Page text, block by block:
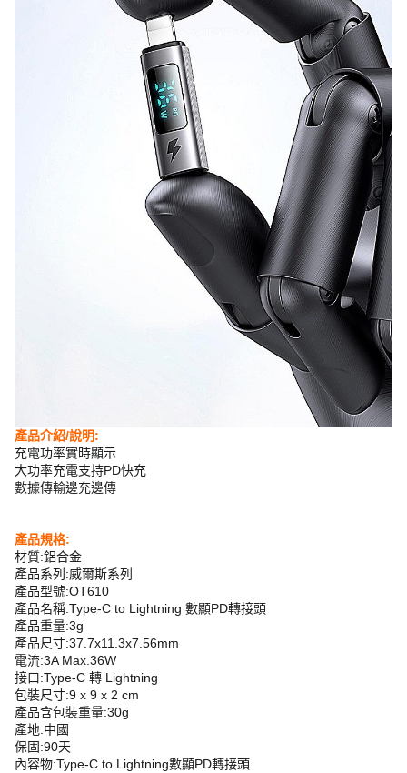
產品介紹/說明:
充電功率實時顯示
大功率充電支持PD快充
數據傳輸邊充邊傳
產品規格:
材質:鋁合金
產品系列:威爾斯系列
產品型號:OT610
產品名稱:Type-C to Lightning 數顯PD轉接頭
產品重量:3g
產品尺寸:37.7x11.3x7.56mm
電流:3A Max.36W
接口:Type-C 轉 Lightning
包裝尺寸:9 x 9 x 2 cm
產品含包裝重量:30g
產地:中國
保固:90天
內容物:Type-C to Lightning數顯PD轉接頭